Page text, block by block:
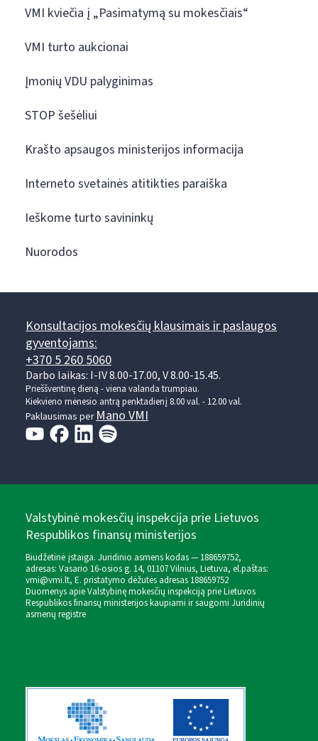
VMI kviečia į „Pasimatymą su mokesčiais“
VMI turto aukcionai
Įmonių VDU palyginimas
STOP šešėliui
Krašto apsaugos ministerijos informacija
Interneto svetainės atitikties paraiška
Ieškome turto savininkų
Nuorodos
Konsultacijos mokesčių klausimais ir paslaugos
gyventojams:
+370 5 260 5060
Darbo laikas: I-IV 8.00-17.00, V 8.00-15.45.
Prieššventinę dieną - viena valanda trumpiau.
Kiekvieno mėnesio antrą penktadienį 8.00 val. - 12.00 val.
Paklausimas perMano VMI
Valstybinė mokesčių inspekcija prie Lietuvos
Respublikos finansų ministerijos
Biudžetinė įstaiga. Juridinio asmens kodas — 188659752,
adresas: Vasario 16-osios g. 14, 01107 Vilnius, Lietuva, el.paštas:
vmi@vmi.lt, E. pristatymo dėžutės adresas 188659752
Duomenys apie Valstybinę mokesčių inspekciją prie Lietuvos
Respublikos finansų ministerijos kaupiami ir saugomi Juridinių
asmenų registre